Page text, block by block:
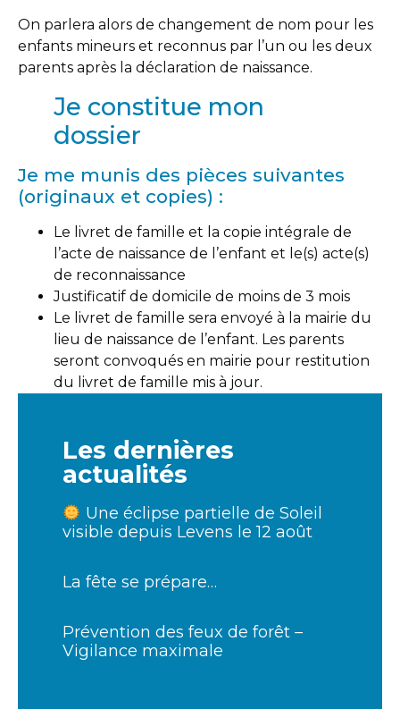
On parlera alors de changement de nom pour les
enfants mineurs et reconnus par l’un ou les deux
parents après la déclaration de naissance.
Je constitue mon
dossier
Je me munis des pièces suivantes
(originaux et copies) :
Le livret de famille et la copie intégrale de
l’acte de naissance de l’enfant et le(s) acte(s)
de reconnaissance
Justificatif de domicile de moins de 3 mois
Le livret de famille sera envoyé à la mairie du
lieu de naissance de l’enfant. Les parents
seront convoqués en mairie pour restitution
du livret de famille mis à jour.
Les dernières
actualités
Une éclipse partielle de Soleil
visible depuis Levens le 12 août
La fête se prépare…
Prévention des feux de forêt –
Vigilance maximale